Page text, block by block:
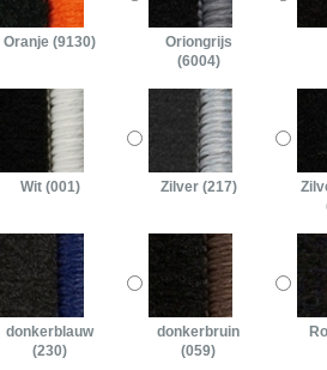
Oranje (9130)
Oriongrijs
(6004)
Wit (001) Zilver (217)
donkerblauw
(230)
donkerbruin
(059)